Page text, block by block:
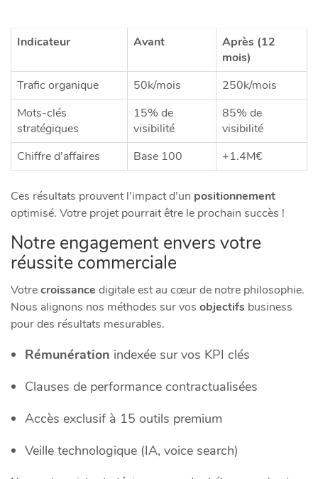
Indicateur Avant
Après (12
mois)
Trafic organique
50k/mois
250k/mois
Mots-clés
stratégiques
15% de
visibilité
85% de
visibilité
Chiffre d’affaires
Base 100 +1.4M€
Ces résultats prouvent l’impact d’un positionnement
optimisé. Votre projet pourrait être le prochain succès !
Notre engagement envers votre
réussite commerciale
Votrecroissance digitale est au cœur de notre philosophie.
Nous alignons nos méthodes sur vos objectifs business
pour des résultats mesurables.
Rémunération indexée sur vos KPI clés
Clauses de performance contractualisées
Accès exclusif à 15 outils premium
Veille technologique (IA, voice search)